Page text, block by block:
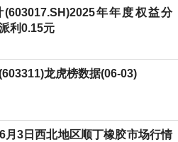
年年度权益分
利0.15元
龙虎榜数据(06-03)
月3日西北地区顺丁橡胶市场行情